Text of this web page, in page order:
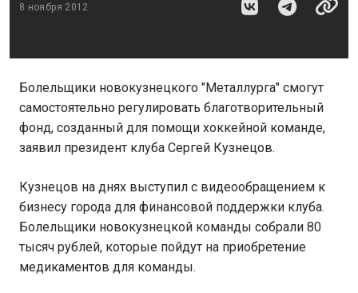
8 ноября 2012
Болельщики новокузнецкого "Металлурга" смогут
самостоятельно регулировать благотворительный
фонд, созданный для помощи хоккейной команде,
заявил президент клуба Сергей Кузнецов.
Кузнецов на днях выступил с видеообращением к
бизнесу города для финансовой поддержки клуба.
Болельщики новокузнецкой команды собрали 80
тысяч рублей, которые пойдут на приобретение
медикаментов для команды.